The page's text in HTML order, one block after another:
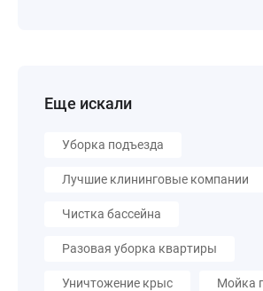
Еще искали
Уборка подъезда
Лучшие клининговые компании
Чистка бассейна
Разовая уборка квартиры
Уничтожение крыс Мойка